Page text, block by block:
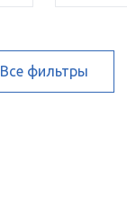
Все фильтры